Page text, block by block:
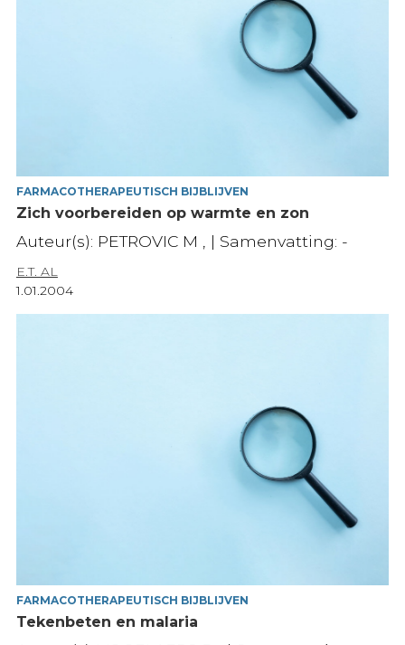
FARMACOTHERAPEUTISCH BIJBLIJVEN
Zich voorbereiden op warmte en zon
Auteur(s): PETROVIC M , | Samenvatting: -
E.T. AL
1.01.2004
FARMACOTHERAPEUTISCH BIJBLIJVEN
Tekenbeten en malaria